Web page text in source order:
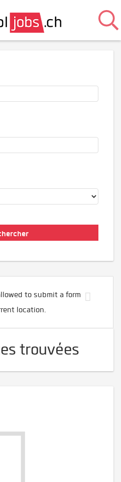
to submit a form
location.
trouvées